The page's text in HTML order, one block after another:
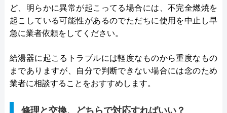
ど、明らかに異常が起こってる場合には、不完全燃焼を
起こしている可能性があるのでただちに使用を中止し早
急に業者依頼をしてください。
給湯器に起こるトラブルには軽度なものから重度なもの
までありますが、自分で判断できない場合には念のため
業者に相談することをおすすめします。
修理と交換、どちらで対応すればいい？